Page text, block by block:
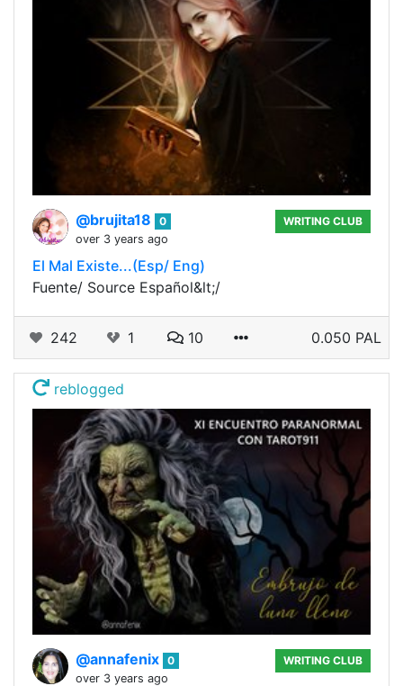
@brujita18
0
over 3 years ago
WRITING CLUB
El Mal Existe...(Esp/ Eng)
Fuente/ Source Español&lt;/
242 1 10 0.050 PAL
reblogged
@annafenix 0
over 3 years ago
WRITING CLUB